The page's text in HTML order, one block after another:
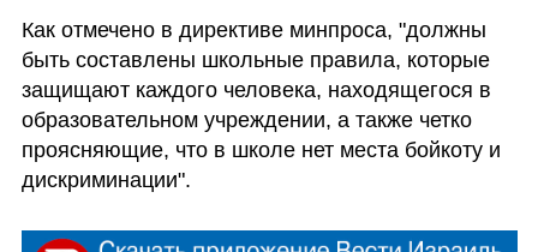
Как отмечено в директиве минпроса, "должны
быть составлены школьные правила, которые
защищают каждого человека, находящегося в
образовательном учреждении, а также четко
проясняющие, что в школе нет места бойкоту и
дискриминации".